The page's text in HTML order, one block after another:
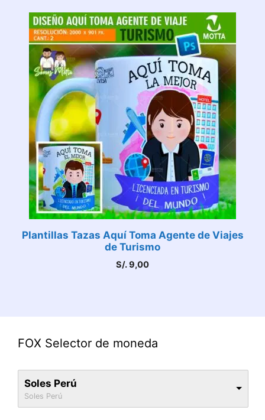
Plantillas Tazas Aquí Toma Agente de Viajes
de Turismo
S/.9,00
FOX Selector de moneda
Soles Perú
Soles Perú